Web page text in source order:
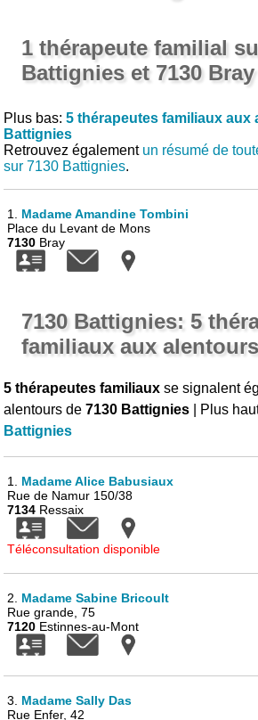
1 thérapeute familial
Battignies et 7130 Bray
Plus bas:5 thérapeutes familiaux aux
Battignies
Retrouvez également un résumé de
sur 7130 Battignies.
1. Madame Amandine Tombini
Place du Levant de Mons
7130 Bray
7130 Battignies: 5
familiaux aux
5 thérapeutes familiaux se signalent
alentours de7130 Battignies | Plus
Battignies
1. Madame Alice Babusiaux
Rue de Namur 150/38
7134 Ressaix
Téléconsultation disponible
2. Madame Sabine Bricoult
Rue grande, 75
7120 Estinnes-au-Mont
3. Madame Sally Das
Rue Enfer, 42